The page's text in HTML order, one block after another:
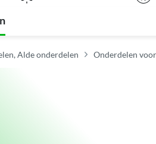
Alde onderdelen Onderdelen